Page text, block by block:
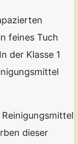
feines Tuch
der Klasse 1
dieser